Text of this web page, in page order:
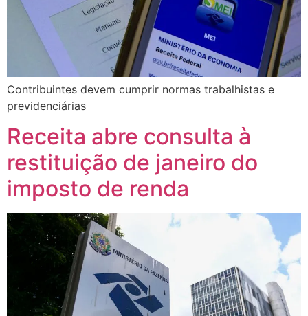
Contribuintes devem cumprir normas trabalhistas e
previdenciárias
Receita abre consulta à
restituição de janeiro do
imposto de renda